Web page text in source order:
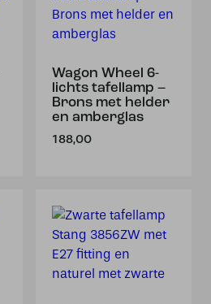
Wagon Wheel 6-
lichts tafellamp –
Brons met helder
en amberglas
188,00